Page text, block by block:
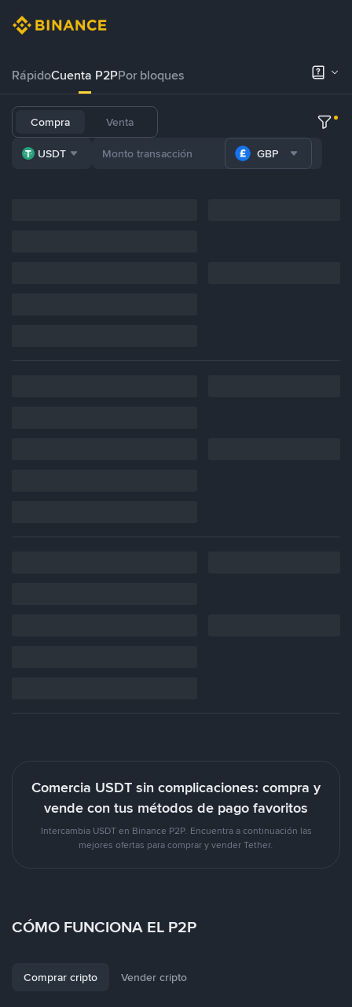
RápidoCuenta P2PPor bloques
Compra Venta
USDT GBP
Comercia USDT sin complicaciones: compra y
vende con tus métodos de pago favoritos
Intercambia USDT en Binance P2P. Encuentra a continuación las
mejores ofertas para comprar y vender Tether.
CÓMO FUNCIONA EL P2P
Comprar cripto Vender cripto